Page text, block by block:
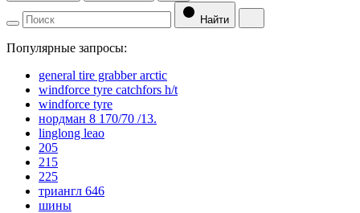
Найти
Популярные запросы:
general tire grabber arctic
windforce tyre catchfors h/t
windforce tyre
нордман 8 170/70 /13.
linglong leao
205
215
225
триангл 646
шины